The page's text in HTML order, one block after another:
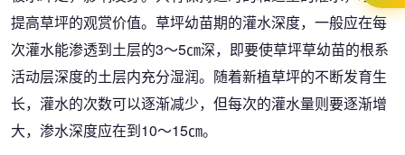
提高草坪的观赏价值。草坪幼苗期的灌水深度，一般应在每
次灌水能渗透到土层的3～5㎝深，即要使草坪草幼苗的根系
活动层深度的土层内充分湿润。随着新植草坪的不断发育生
长，灌水的次数可以逐渐减少，但每次的灌水量则要逐渐增
大，渗水深度应在到10～15㎝。